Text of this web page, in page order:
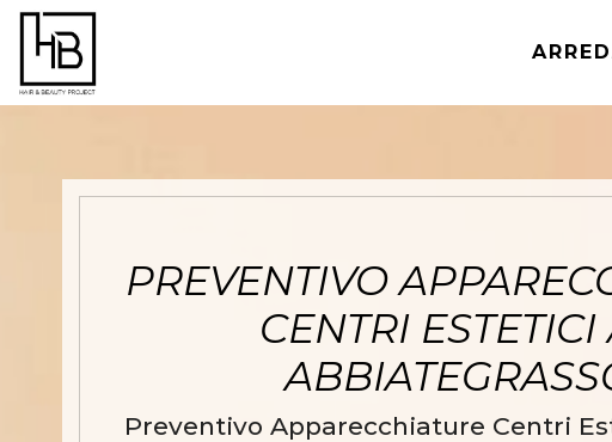
PREVENTIVO
CENTRI ESTETICI
Preventivo Apparecchiature Centri